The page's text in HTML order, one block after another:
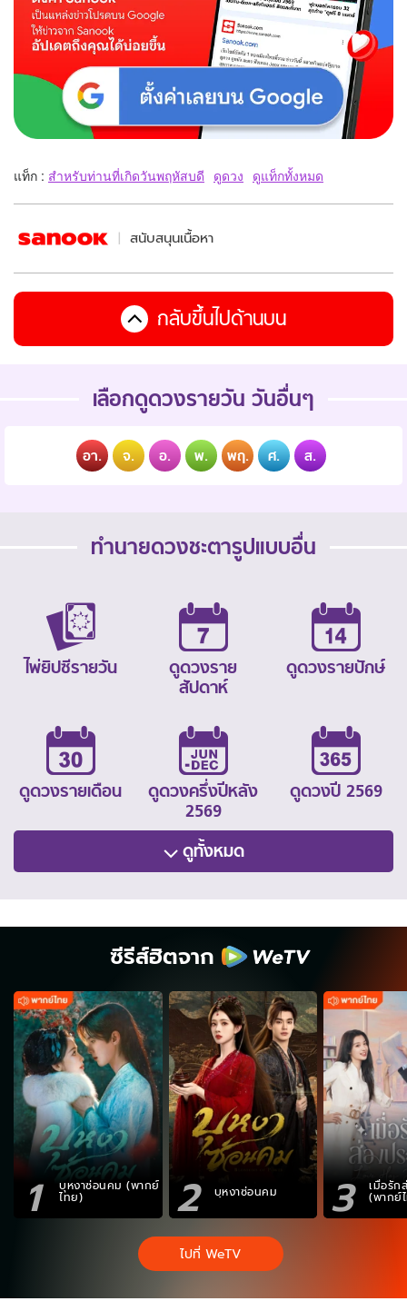
แท็ก : สำหรับท่านที่เกิดวันพฤหัสบดี ดูดวง ดูแท็กทั้งหมด
สนับสนุนเนื้อหา
กลับขึ้นไปด้านบน
เลือกดูดวงรายวัน วันอื่นๆ
อา. จ. อ. พ. พฤ. ศ. ส.
ทำนายดวงชะตารูปแบบอื่น
ไพ่ยิปซีรายวัน
ดูดวงราย
สัปดาห์
ดูดวงรายปักษ์
ดูดวงรายเดือน
ดูดวงครึ่งปีหลัง
2569
ดูดวงปี 2569
ดูทั้งหมด
ซีรีส์ฮิตจาก
1 บุหงาซ่อนคม (พากย์
ไทย) 2 บุหงาซ่อนคม 3 เมื่อรัก
(พากย์
ไปที่ WeTV